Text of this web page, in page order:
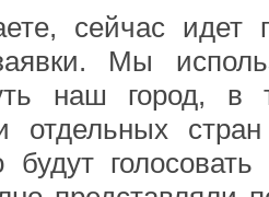
сейчас идет
Мы
наш город, в
отдельных
будут